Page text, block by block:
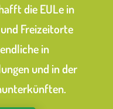
die EULe in
Freizeitorte
in
und in der